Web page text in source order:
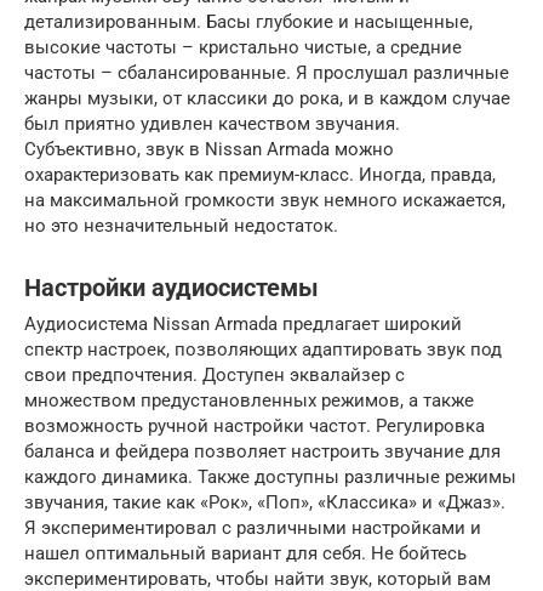
детализированным. Басы глубокие и насыщенные,
высокие частоты – кристально чистые, а средние
частоты – сбалансированные. Я прослушал различные
жанры музыки, от классики до рока, и в каждом случае
был приятно удивлен качеством звучания.
Субъективно, звук в Nissan Armada можно
охарактеризовать как премиум-класс. Иногда, правда,
на максимальной громкости звук немного искажается,
но это незначительный недостаток.
Настройки аудиосистемы
Аудиосистема Nissan Armada предлагает широкий
спектр настроек, позволяющих адаптировать звук под
свои предпочтения. Доступен эквалайзер с
множеством предустановленных режимов, а также
возможность ручной настройки частот. Регулировка
баланса и фейдера позволяет настроить звучание для
каждого динамика. Также доступны различные режимы
звучания, такие как «Рок», «Поп», «Классика» и «Джаз».
Я экспериментировал с различными настройками и
нашел оптимальный вариант для себя. Не бойтесь
экспериментировать, чтобы найти звук, который вам